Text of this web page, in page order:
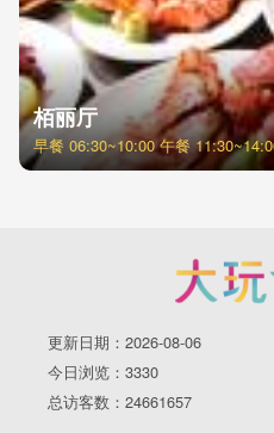
栢丽厅
更新日期：2026-08-06
今日浏览：3330
总访客数：24661657